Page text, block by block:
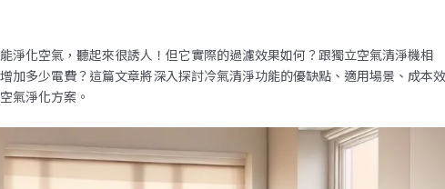
淨化空氣，聽起來很誘人！但它實際的過濾效果如何？跟獨立空氣清淨機相
加多少電費？這篇文章將深入探討冷氣清淨功能的優缺點、適用場景、成本
氣淨化方案。